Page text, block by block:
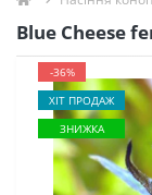
Blue Cheese
-36%
ХІТ ПРОДАЖ
ЗНИЖКА